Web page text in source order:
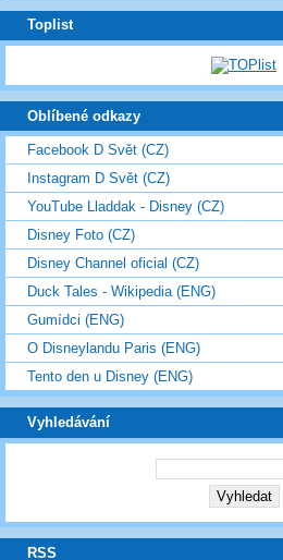
Toplist
Oblíbené odkazy
Facebook D Svět (CZ)
Instagram D Svět (CZ)
YouTube Lladdak - Disney (CZ)
Disney Foto (CZ)
Disney Channel oficial (CZ)
Duck Tales - Wikipedia (ENG)
Gumídci (ENG)
O Disneylandu Paris (ENG)
Tento den u Disney (ENG)
Vyhledávání
RSS